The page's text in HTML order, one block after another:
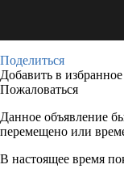
Поделиться
Добавить в избранное
Пожаловаться
Данное объявление
перемещено или
В настоящее время